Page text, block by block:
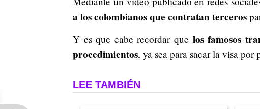
a los colombianos que contratan terceros
Y es que cabe recordar que los famosos
procedimientos, ya sea para sacar la visa por
LEE TAMBIÉN